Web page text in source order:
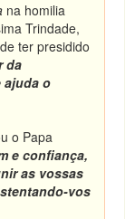
na homilia
Trindade,
ter presidido
da
ajuda o
o Papa
e confiança,
as vossas
vos